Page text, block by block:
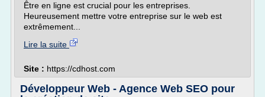
Être en ligne est crucial pour les entreprises.
Heureusement mettre votre entreprise sur le web est
extrêmement...
Lire la suite
Site : https://cdhost.com
Développeur Web - Agence Web SEO pour